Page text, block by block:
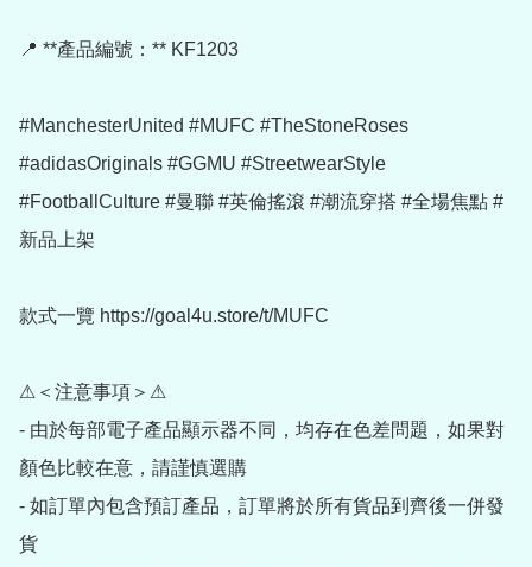
📍 **產品編號：** KF1203
#ManchesterUnited #MUFC #TheStoneRoses
#adidasOriginals #GGMU #StreetwearStyle
#FootballCulture #曼聯 #英倫搖滾 #潮流穿搭 #全場焦點 #
新品上架
款式一覽 https://goal4u.store/t/MUFC
⚠＜注意事項＞⚠
- 由於每部電子產品顯示器不同，均存在色差問題，如果對
顏色比較在意，請謹慎選購
- 如訂單內包含預訂產品，訂單將於所有貨品到齊後一併發
貨